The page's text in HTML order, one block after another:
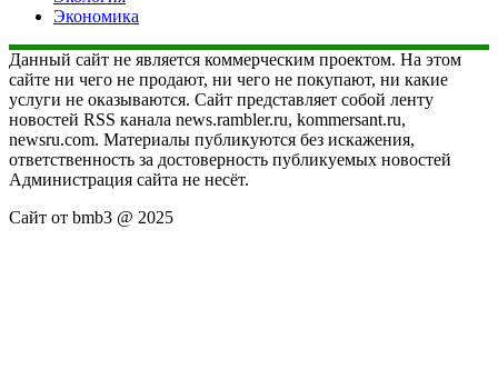
Экономика
Данный сайт не является коммерческим проектом. На этом
сайте ни чего не продают, ни чего не покупают, ни какие
услуги не оказываются. Сайт представляет собой ленту
новостей RSS канала news.rambler.ru, kommersant.ru,
newsru.com. Материалы публикуются без искажения,
ответственность за достоверность публикуемых новостей
Администрация сайта не несёт.
Сайт от bmb3 @ 2025